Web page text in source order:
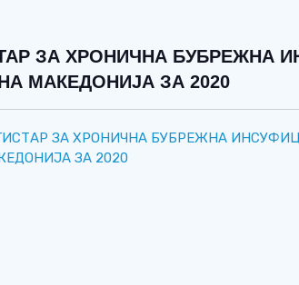
ЗА ХРОНИЧНА БУБРЕЖНА
МАКЕДОНИЈА ЗА 2020
ЗА ХРОНИЧНА БУБРЕЖНА
ЗА 2020